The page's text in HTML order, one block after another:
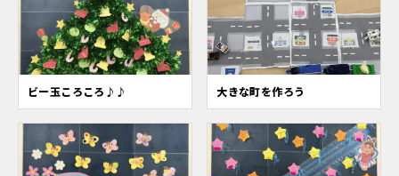
ビー玉ころころ♪♪ 大きな町を作ろう